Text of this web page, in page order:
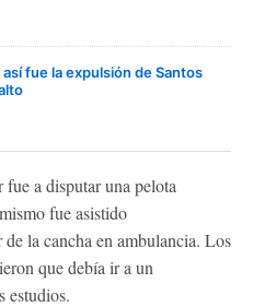
así fue la expulsión de Santos
a disputar una pelota
fue asistido
la cancha en ambulancia. Los
que debía ir a un
estudios.